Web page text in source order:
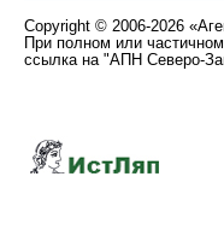
Copyright © 2006-2026
При полном или
ссылка на "АПН Северо-